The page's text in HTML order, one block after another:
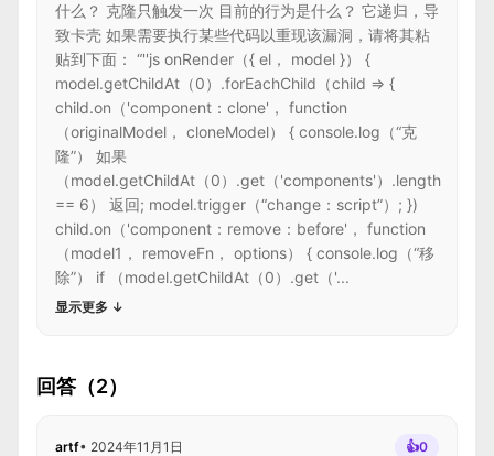
什么？ 克隆只触发一次 目前的行为是什么？ 它递归，导
致卡壳 如果需要执行某些代码以重现该漏洞，请将其粘
贴到下面： “''js onRender（{ el， model }） {
model.getChildAt（0）.forEachChild（child => {
child.on（'component：clone'， function
（originalModel， cloneModel） { console.log（“克
隆”） 如果
（model.getChildAt（0）.get（'components'）.length
== 6） 返回; model.trigger（“change：script”）; })
child.on（'component：remove：before'， function
（model1， removeFn， options） { console.log（“移
除”） if （model.getChildAt（0）.get（'...
显示更多 ↓
回答（2）
artf• 2024年11月1日 👍0